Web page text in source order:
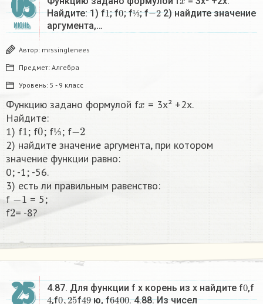
05
ИЮНЬ
Найдите: 1) f1; f0; f ⅓
⅓; f −22) найдите значение
аргумента,…
Автор: mrssinglenees
Предмет: Алгебра
Уровень: 5 - 9 класс
Функцию задано формулой f
= 3x² +2x.
Найдите:
1) f1; f0; f ⅓
⅓ ; f− 2
2) найдите значение аргумента, при котором
значение функции равно:
0; -1; -56.
3) есть ли правильным равенство:
f − 1 = 5;
f2= -8?
25 4.87. Для функции f x корень из x найдите f0,f
4,f0 25f 49ю, f6400. 4.88. Из чисел